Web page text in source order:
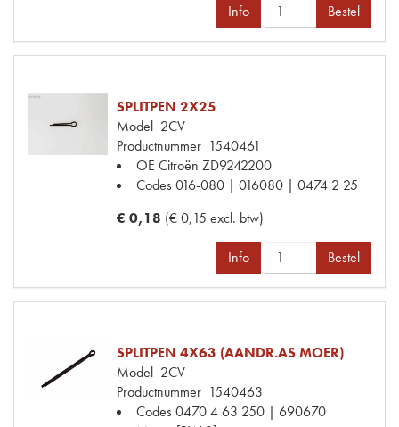
Info Bestel
SPLITPEN 2X25
Model 2CV
Productnummer 1540461
OE Citroën ZD9242200
Codes016-080 | 016080 | 0474 2 25
€ 0,18 (€ 0,15 excl. btw)
Info Bestel
SPLITPEN 4X63 (AANDR.AS MOER)
Model 2CV
Productnummer 1540463
Codes0470 4 63 250 | 690670